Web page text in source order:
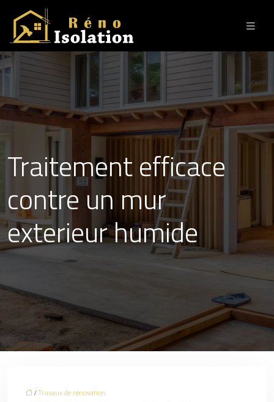
Traitement efficace
contre un mur
exterieur humide
/Travaux de rénovation